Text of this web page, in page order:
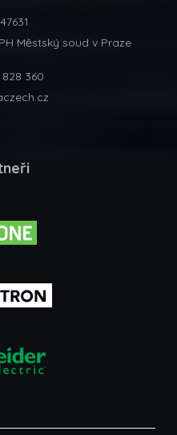
Městský soud v Praze
360